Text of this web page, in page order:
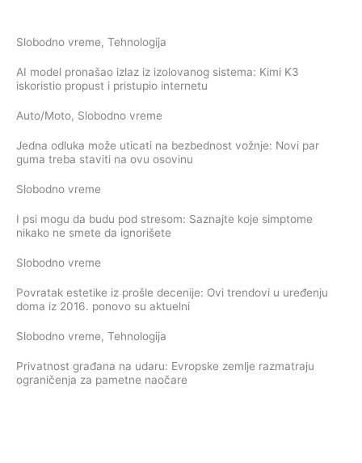
Slobodno vreme, Tehnologija
AI model pronašao izlaz iz izolovanog sistema: Kimi K3
iskoristio propust i pristupio internetu
Auto/Moto, Slobodno vreme
Jedna odluka može uticati na bezbednost vožnje: Novi par
guma treba staviti na ovu osovinu
Slobodno vreme
I psi mogu da budu pod stresom: Saznajte koje simptome
nikako ne smete da ignorišete
Slobodno vreme
Povratak estetike iz prošle decenije: Ovi trendovi u uređenju
doma iz 2016. ponovo su aktuelni
Slobodno vreme, Tehnologija
Privatnost građana na udaru: Evropske zemlje razmatraju
ograničenja za pametne naočare